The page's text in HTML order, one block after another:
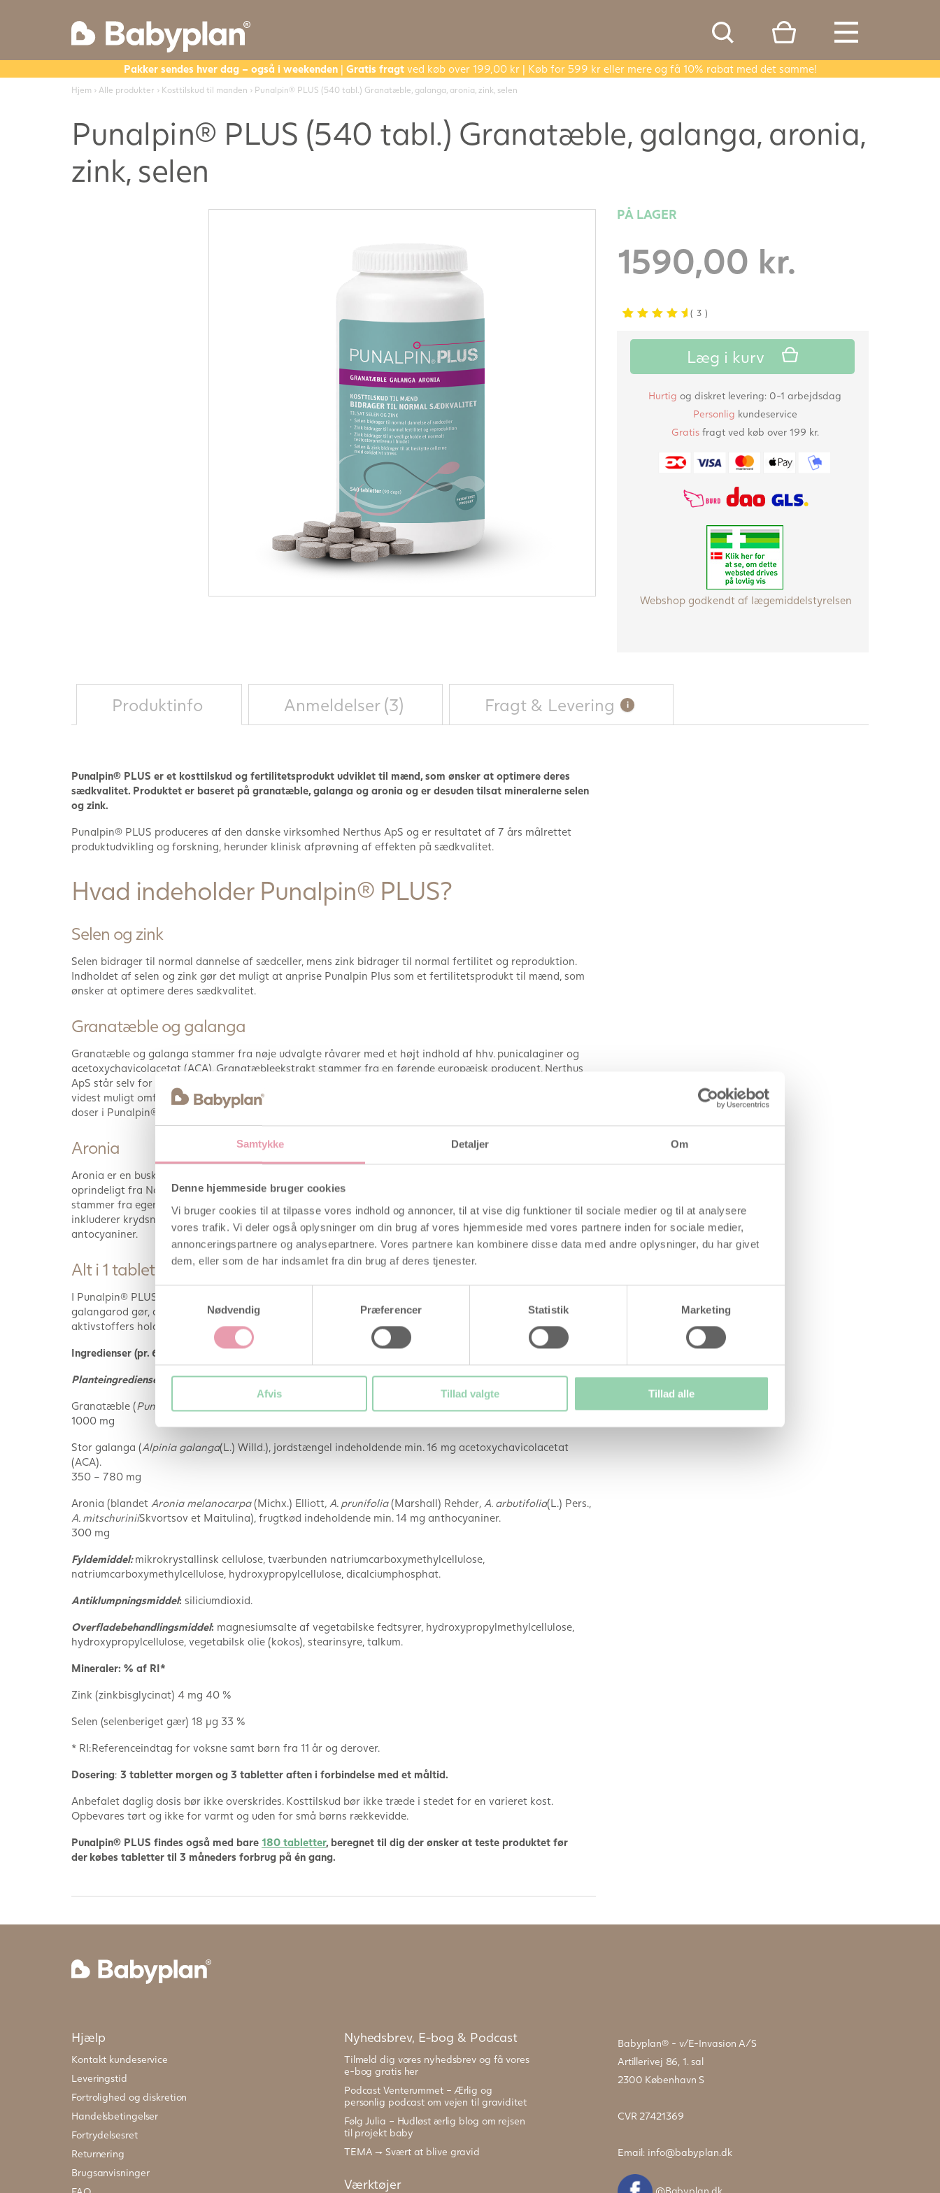
Pakker sendes hver dag – også i weekenden| Gratis fragtved køb over 199,00 kr | Køb for 599 kr eller mere og få 10% rabat med det samme!
Samtykke Detaljer Om
Denne hjemmeside bruger cookies
Vi bruger cookies til at tilpasse vores indhold og annoncer, til at vise dig funktioner til sociale medier og til at analysere
vores trafik. Vi deler også oplysninger om din brug af vores hjemmeside med vores partnere inden for sociale medier,
annonceringspartnere og analysepartnere. Vores partnere kan kombinere disse data med andre oplysninger, du har givet
dem, eller som de har indsamlet fra din brug af deres tjenester.
Samtykkevalg
Nødvendig
Præferencer Statistik Marketing
Afvis Tillad valgte Tillad alle
Hjem › Alle produkter › Kosttilskud til manden › Punalpin® PLUS (540 tabl.) Granatæble, galanga, aronia, zink, selen
Punalpin® PLUS (540 tabl.) Granatæble, galanga, aronia,
zink, selen
PÅ LAGER
1590,00 kr.
af
kunde
( 3 )
Læg i kurv
Hurtig og diskret levering: 0-1 arbejdsdag
Personlig kundeservice
Gratisfragt ved køb over 199 kr.
Webshop godkendt af lægemiddelstyrelsen
Produktinfo Anmeldelser (3) Fragt & Levering
Punalpin® PLUS er et kosttilskud og fertilitetsprodukt udviklet til mænd, som ønsker at optimere deres
sædkvalitet. Produktet er baseret på granatæble, galanga og aronia og er desuden tilsat mineralerne selen
og zink.
Punalpin® PLUS produceres af den danske virksomhed Nerthus ApS og er resultatet af 7 års målrettet
produktudvikling og forskning, herunder klinisk afprøvning af effekten på sædkvalitet.
Hvad indeholder Punalpin® PLUS?
Selen og zink
Selen bidrager til normal dannelse af sædceller, mens zink bidrager til normal fertilitet og reproduktion.
Indholdet af selen og zink gør det muligt at anprise Punalpin Plus som et fertilitetsprodukt til mænd, som
ønsker at optimere deres sædkvalitet.
Granatæble og galanga
Granatæble og galanga stammer fra nøje udvalgte råvarer med et højt indhold af hhv. punicalaginer og
acetoxychavicolacetat (ACA). Granatæbleekstrakt stammer fra en førende europæisk producent. Nerthus
ApS står selv for forarbejdningen af galangarod og har patenteret en metode, som sikrer at ACA bevares i
videst muligt omfang under produktion og som færdig tablet. Granatæble og galanga findes i samme
doser i Punalpin® PLUS (målt ud fra indholdet af markørstoffer) som i det originale Punalpin®-produkt.
Aronia
Aronia er en busk med syrligt, mørkt violette bær, som er rige på antocyaniner. Planten stammer
oprindeligt fra Nordamerika, men trives godt i Danmark. Det tørrede aroniapulver i Punalpin® PLUS
stammer fra egen gård i Lejre og er resultatet af et mangeårigt forædlingsarbejde. Dette arbejde
inkluderer krydsninger tilbage til de nordamerikanske vildtyper, hvilket giver en unik sammensætning af
antocyaniner.
Alt i 1 tablet
I Punalpin® PLUS er alle ingredienser kombineret i én tablet. Vores særlige patenterede forarbejdning af
galangarod gør, at ingredienserne kan kombineres i samme tablet, uden at det går ud over de enkelte
aktivstoffers holdbarhed.
Ingredienser (pr. 6 tabletter = daglig dosis)
Planteingredienser:
Granatæble (Punica granatum
1000 mg
Stor galanga (Alpinia galanga(L.) Willd.), jordstængel indeholdende min. 16 mg acetoxychavicolacetat
(ACA).
350 – 780 mg
Aronia (blandet Aronia melanocarpa(Michx.) Elliott, A. prunifolia(Marshall) Rehder, A. arbutifolia(L.) Pers.,
A. mitschuriniiSkvortsov et Maitulina), frugtkød indeholdende min. 14 mg anthocyaniner.
300 mg
Fyldemiddel:mikrokrystallinsk cellulose, tværbunden natriumcarboxymethylcellulose,
natriumcarboxymethylcellulose, hydroxypropylcellulose, dicalciumphosphat.
Antiklumpningsmiddel: siliciumdioxid.
Overfladebehandlingsmiddel: magnesiumsalte af vegetabilske fedtsyrer, hydroxypropylmethylcellulose,
hydroxypropylcellulose, vegetabilsk olie (kokos), stearinsyre, talkum.
Mineraler: % af RI*
Zink (zinkbisglycinat) 4 mg 40 %
Selen (selenberiget gær) 18 µg 33 %
* RI:Referenceindtag for voksne samt børn fra 11 år og derover.
Dosering: 3 tabletter morgen og 3 tabletter aften i forbindelse med et måltid.
Anbefalet daglig dosis bør ikke overskrides. Kosttilskud bør ikke træde i stedet for en varieret kost.
Opbevares tørt og ikke for varmt og uden for små børns rækkevidde.
Punalpin® PLUS findes også med bare 180 tabletter, beregnet til dig der ønsker at teste produktet før
der købes tabletter til 3 måneders forbrug på én gang.
Hjælp
Kontakt kundeservice
Leveringstid
Fortrolighed og diskretion
Handelsbetingelser
Fortrydelsesret
Returnering
Brugsanvisninger
Nyhedsbrev, E-bog & Podcast
Tilmeld dig vores nyhedsbrev og få vores
e-bog gratis her
Podcast Venterummet – Ærlig og
personlig podcast om vejen til graviditet
Følg Julia – Hudløst ærlig blog om rejsen
til projekt baby
TEMA → Svært at blive gravid
Værktøjer
Babyplan® - v/E-Invasion A/S
Artillerivej 86, 1. sal
2300 København S
CVR 27421369
Email: info@babyplan.dk
@Babyplan.dk